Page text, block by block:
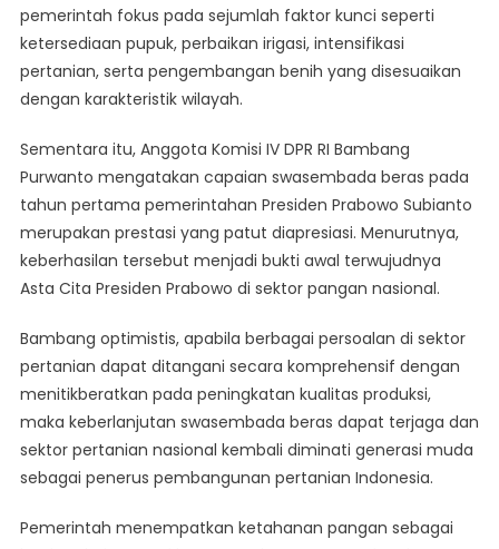
pemerintah fokus pada sejumlah faktor kunci seperti
ketersediaan pupuk, perbaikan irigasi, intensifikasi
pertanian, serta pengembangan benih yang disesuaikan
dengan karakteristik wilayah.
Sementara itu, Anggota Komisi IV DPR RI Bambang
Purwanto mengatakan capaian swasembada beras pada
tahun pertama pemerintahan Presiden Prabowo Subianto
merupakan prestasi yang patut diapresiasi. Menurutnya,
keberhasilan tersebut menjadi bukti awal terwujudnya
Asta Cita Presiden Prabowo di sektor pangan nasional.
Bambang optimistis, apabila berbagai persoalan di sektor
pertanian dapat ditangani secara komprehensif dengan
menitikberatkan pada peningkatan kualitas produksi,
maka keberlanjutan swasembada beras dapat terjaga dan
sektor pertanian nasional kembali diminati generasi muda
sebagai penerus pembangunan pertanian Indonesia.
Pemerintah menempatkan ketahanan pangan sebagai